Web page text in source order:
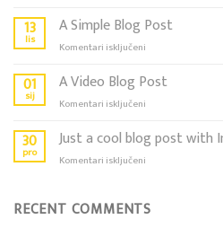
another
post
Gallery
13
lis
A Simple Blog Post
Komentari isključeni
Simple
Blog
01
sij
A Video Blog Post
Komentari isključeni
Video
Blog
30
pro
Just a cool blog post with
Komentari isključeni
cool
RECENT COMMENTS